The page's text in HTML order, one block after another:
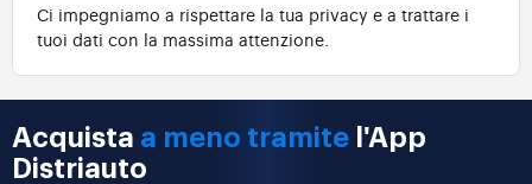
Ci impegniamo a rispettare la tua privacy e a trattare i
tuoi dati con la massima attenzione.
Acquista a meno tramite l'App
Distriauto